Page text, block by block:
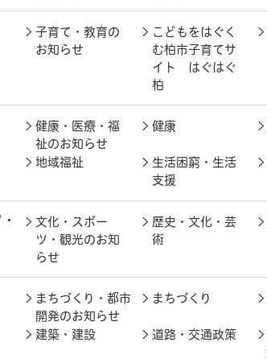
子育て・教育の
お知らせ
こどもをはぐく
む柏市子育てサ
イト はぐはぐ
柏
健康・医療・福
祉のお知らせ
健康
地域福祉
生活困窮・生活
支援
文化・スポー
ツ・観光のお知
らせ
歴史・文化・芸
術
まちづくり・都市
開発のお知らせ
まちづくり
建築・建設 道路・交通政策